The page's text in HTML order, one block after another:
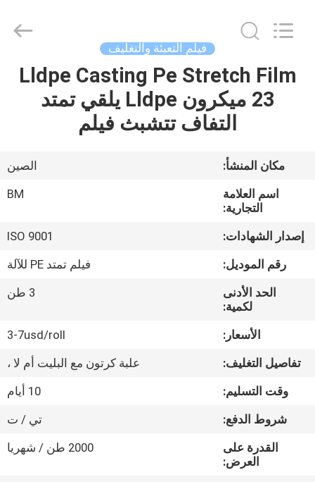
المنزل
فيديوهات
معلومات
عنا
جولة
المصنع
مراقبة
الجودة
اتصل
Exporting
Reserved.
فيلم التعبئة والتغليف
Lldpe Casting Pe Stretch Film
23 ميكرون Lldpe يلقي تمتد
التفاف تتشبث فيلم
مكان المنشأ:
الصين
اسم العلامة
التجارية:
BM
إصدار الشهادات:
ISO 9001
رقم الموديل:
فيلم تمتد PE للآلة
الحد الأدنى
لكمية:
3 طن
الأسعار:
3-7usd/roll
تفاصيل التغليف:
علبة كرتون مع البليت أم لا ،
وقت التسليم:
10 أيام
شروط الدفع:
تي / ت
القدرة على
العرض:
2000 طن / شهريا